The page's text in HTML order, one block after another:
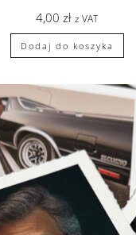
4,00zł z VAT
Dodaj do koszyka